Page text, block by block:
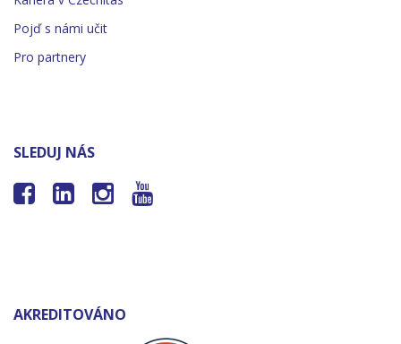
Pojď s námi učit
Pro partnery
SLEDUJ NÁS
   
AKREDITOVÁNO